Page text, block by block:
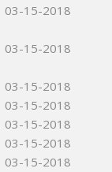
03-15-2018
03-15-2018
03-15-2018
03-15-2018
03-15-2018
03-15-2018
03-15-2018